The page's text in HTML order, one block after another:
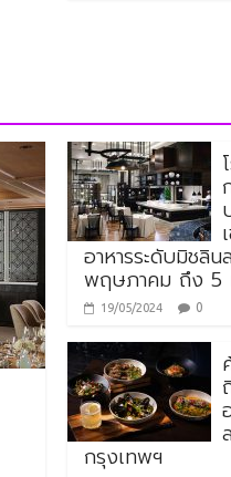
อาหารระดับมิชลิ
พฤษภาคม ถึง 5
19/05/2024 0
กรุงเทพฯ